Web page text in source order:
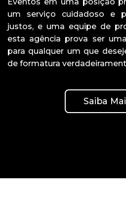
Eventos em uma posição
um serviço cuidadoso e
justos, e uma equipe de
esta agência prova ser
para qualquer um que
de formatura
Saiba